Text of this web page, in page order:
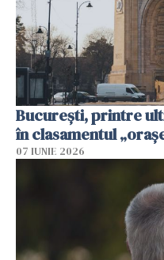
București, printre
în clasamentul
07 IUNIE 2026